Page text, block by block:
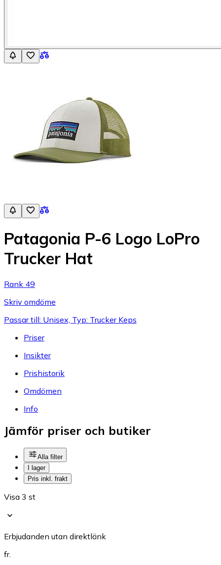
Patagonia P-6 Logo LoPro
Trucker Hat
Rank 49
Skriv omdöme
Passar till: Unisex, Typ: Trucker Keps
Priser
Insikter
Prishistorik
Omdömen
Info
Jämför priser och butiker
Alla filter
I lager
Pris inkl. frakt
Visa 3 st
Erbjudanden utan direktlänk
fr.